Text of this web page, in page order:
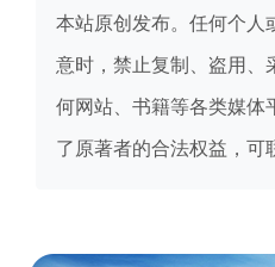
本站原创发布。任何个人
意时，禁止复制、盗用、
何网站、书籍等各类媒体
了原著者的合法权益，可